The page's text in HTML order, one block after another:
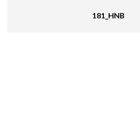
181_HNB